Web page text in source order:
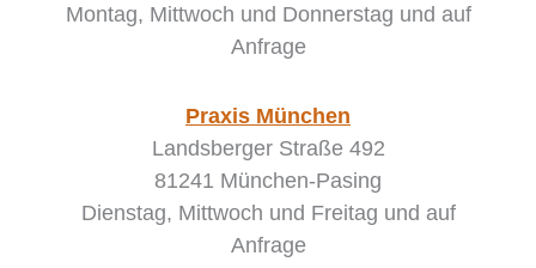
Montag, Mittwoch und Donnerstag und auf
Anfrage
Praxis München
Landsberger Straße 492
81241 München-Pasing
Dienstag, Mittwoch und Freitag und auf
Anfrage